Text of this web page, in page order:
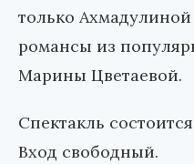
только
романсы из
Марины Цветаевой.
Спектакль
Вход свободный.